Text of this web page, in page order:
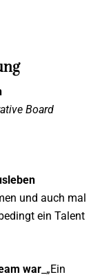
Board
und auch mal
ein Talent
war _„Ein